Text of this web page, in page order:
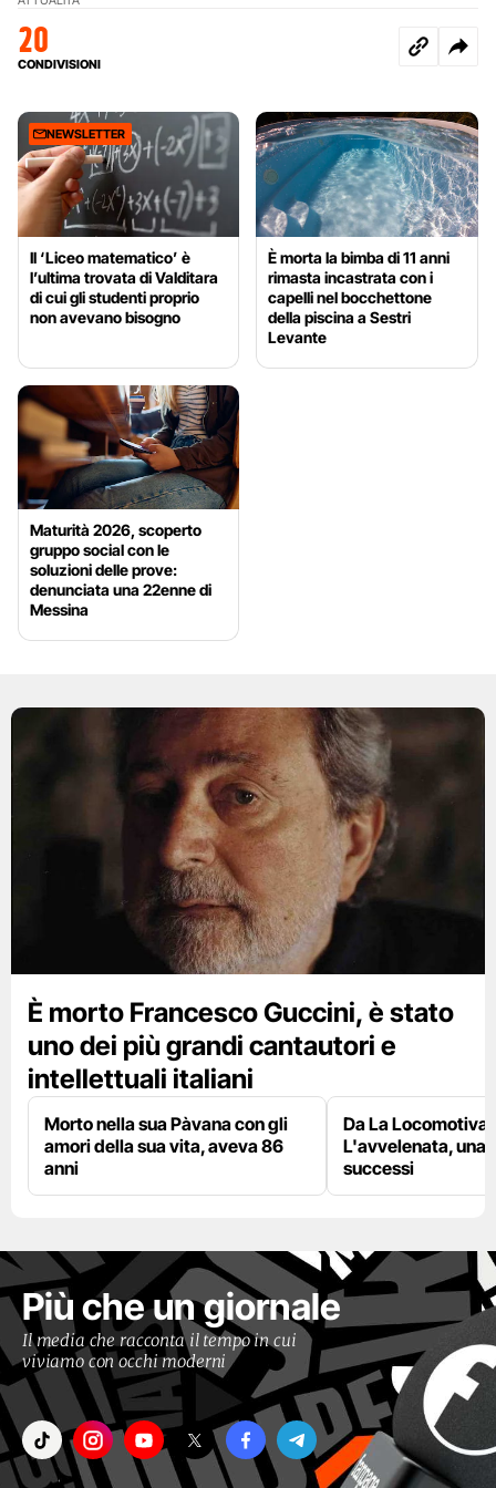
20
CONDIVISIONI
NEWSLETTER
Il ‘Liceo matematico’ è
l’ultima trovata di Valditara
di cui gli studenti proprio
non avevano bisogno
È morta la bimba di 11 anni
rimasta incastrata con i
capelli nel bocchettone
della piscina a Sestri
Levante
Maturità 2026, scoperto
gruppo social con le
soluzioni delle prove:
denunciata una 22enne di
Messina
È morto Francesco Guccini, è stato
uno dei più grandi cantautori e
intellettuali italiani
Morto nella sua Pàvana con gli
amori della sua vita, aveva 86
anni
Da La Locomotiva
L'avvelenata, una
successi
Più che un giornale
Il media che racconta il tempo in cui
viviamo con occhi moderni